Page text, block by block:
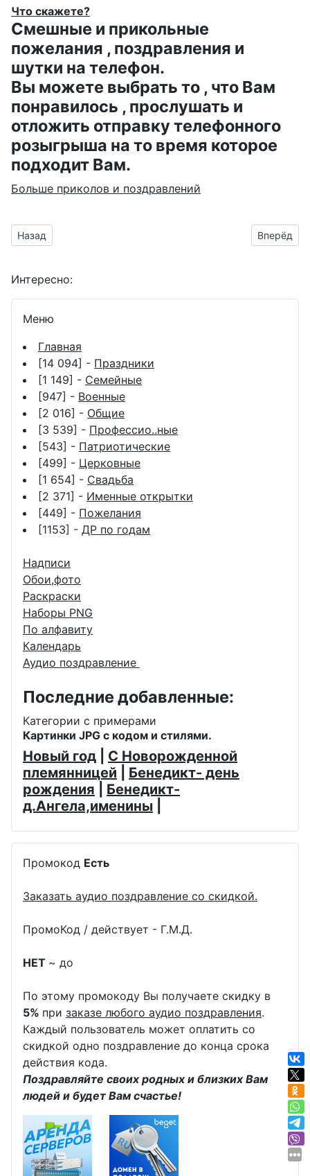
Что скажете?
Смешные и прикольные
пожелания , поздравления и
шутки на телефон.
Вы можете выбрать то , что Вам
понравилось , прослушать и
отложить отправку телефонного
розыгрыша на то время которое
подходит Вам.
Больше приколов и поздравлений
Предыдущий материал: анимашка для поздравления с
Назад Вперёд
Интересно:
Меню
Главная
[14 094] - Праздники
[1 149] - Семейные
[947] - Военные
[2 016] - Общие
[3 539] - Профессио..ные
[543] - Патриотические
[499] - Церковные
[1 654] - Свадьба
[2 371] - Именные открытки
[449] - Пожелания
[1153] - ДР по годам
Надписи
Обои,фото
Раскраски
Наборы PNG
По алфавиту
Календарь
Аудио поздравление
Последние добавленные:
Категории с примерами
Картинки JPG с кодом и стилями.
Новый год
С Новорожденной
племянницей
Бенедикт- день
рождения
Бенедикт-
д.Ангела,именины
Промокод Есть
Заказать аудио поздравление со скидкой.
ПромоКод / действует - Г.М.Д.
НЕТ ~ до
По этому промокоду Вы получаете скидку в
5% при заказе любого аудио поздравления.
Каждый пользователь может оплатить со
скидкой одно поздравление до конца срока
действия кода.
Поздравляйте своих родных и близких Вам
людей и будет Вам счастье!